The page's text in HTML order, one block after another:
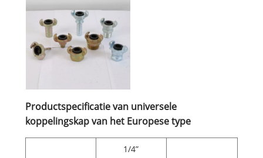
Productspecificatie van universele
koppelingskap van het Europese type
1/4”